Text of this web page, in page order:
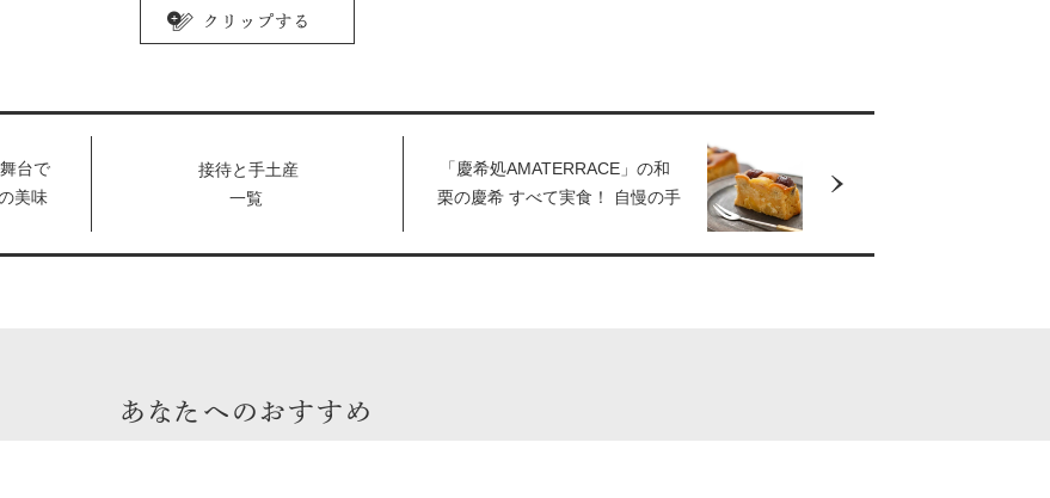
台で
美味
接待と手土産
一覧
「慶希処AMATERRACE」の和
栗の慶希 すべて実食！ 自慢の手
あなたへのおすすめ